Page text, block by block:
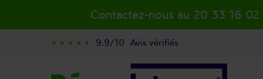
Contactez-nous au 20 33 16
star_rate star_rate star_rate star_rate star_rate 9.9/10 Avis vérifiés